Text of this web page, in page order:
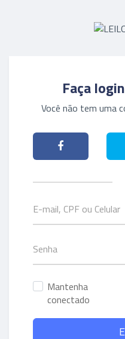
Faça
Você não tem uma
Mantenha
conectado